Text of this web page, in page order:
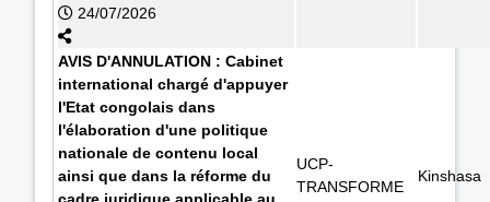
24/07/2026
AVIS D'ANNULATION : Cabinet
international chargé d'appuyer
l'Etat congolais dans
l'élaboration d'une politique
nationale de contenu local
ainsi que dans la réforme du
cadre juridique applicable au
UCP-
TRANSFORME
Kinshasa